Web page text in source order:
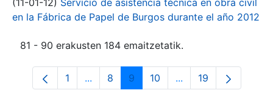
(11-01-12) Servicio de asistencia técnica en obra civil
en la Fábrica de Papel de Burgos durante el año 2012
81 - 90 erakusten 184 emaitzetatik.
Orrialdea
1 ...Intermediate Pages Use TAB to
Orrialdea
8 Orrialdea
9 Orrialdea
10 ...Intermediate Pages
Orrialdea
19